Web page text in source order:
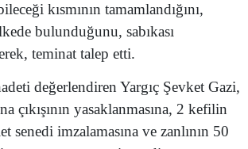
kısmının tamamlandığını,
bulunduğunu, sabıkası
teminat talep etti.
değerlendiren Yargıç Şevket Gazi,
çıkışının yasaklanmasına, 2 kefilin
senedi imzalamasına ve zanlının 50